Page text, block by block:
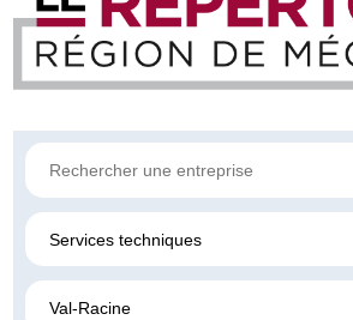
Services techniques
Val-Racine